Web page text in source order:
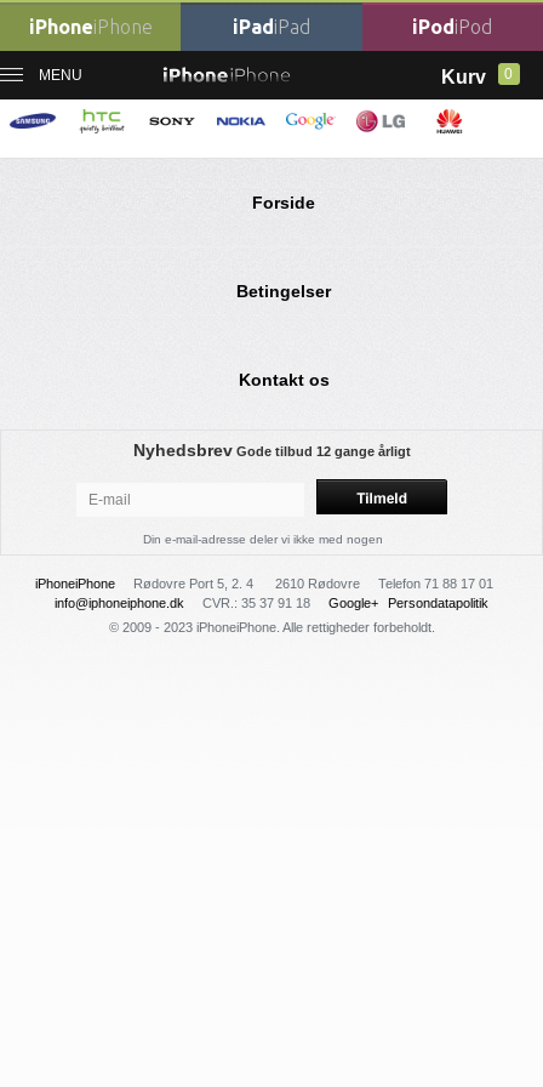
iPhoneiPhone iPadiPad iPodiPod
MENU Kurv 0
Ingen varer fundet
Forside
Betingelser
Kontakt os
Nyhedsbrev Gode tilbud 12 gange årligt
Din e-mail-adresse deler vi ikke med nogen
iPhoneiPhone Rødovre Port 5, 2. 4 2610 Rødovre
Telefon 71 88 17 01
info@iphoneiphone.dk
CVR.: 35 37 91 18 Google+
Persondatapolitik
© 2009 - 2023 iPhoneiPhone. Alle rettigheder forbeholdt.